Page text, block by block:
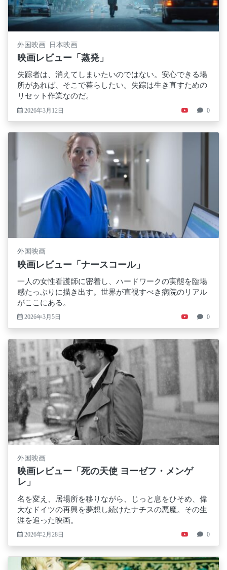
外国映画 日本映画
映画レビュー「蒸発」
失踪者は、消えてしまいたいのではない。安心できる場
所があれば、そこで暮らしたい。失踪は生き直すための
リセット作業なのだ。
2026年3月12日 0
外国映画
映画レビュー「ナースコール」
一人の女性看護師に密着し、ハードワークの実態を臨場
感たっぷりに描き出す。世界が直視すべき病院のリアル
がここにある。
2026年3月5日 0
外国映画
映画レビュー「死の天使 ヨーゼフ・メンゲ
レ」
名を変え、居場所を移りながら、じっと息をひそめ、偉
大なドイツの再興を夢想し続けたナチスの悪魔。その生
涯を追った映画。
2026年2月28日 0